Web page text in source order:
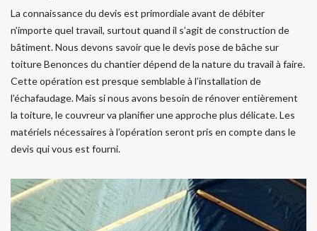
La connaissance du devis est primordiale avant de débiter
n’importe quel travail, surtout quand il s’agit de construction de
bâtiment. Nous devons savoir que le devis pose de bâche sur
toiture Benonces du chantier dépend de la nature du travail à faire.
Cette opération est presque semblable à l’installation de
l’échafaudage. Mais si nous avons besoin de rénover entièrement
la toiture, le couvreur va planifier une approche plus délicate. Les
matériels nécessaires à l’opération seront pris en compte dans le
devis qui vous est fourni.